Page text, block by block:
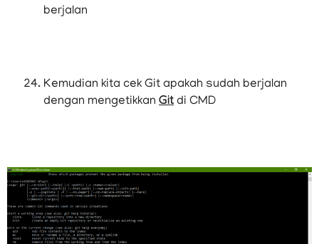
berjalan
Kemudian kita cek Git apakah sudah berjalan
dengan mengetikkan Git di CMD